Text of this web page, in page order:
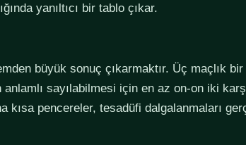
yanıltıcı bir tablo çıkar.
büyük sonuç çıkarmaktır. Üç maçlık
sayılabilmesi için en az on-on iki
kısa pencereler, tesadüfi dalgalanmaları